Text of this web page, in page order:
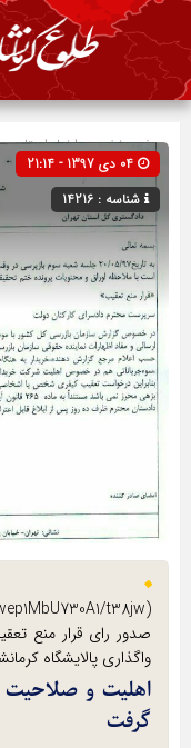
صفحه نخستاخبار استان»
شناسه : 14216
صدور رای قرار منع
واگذاری پالایشگاه
اهلیت و صلاحیت
گرفت